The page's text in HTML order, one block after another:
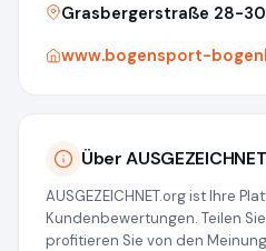
Grasbergerstraße 28-
www.bogensport-
Über
AUSGEZEICHNET.org ist Ihre
Kundenbewertungen. Teilen
profitieren Sie von den